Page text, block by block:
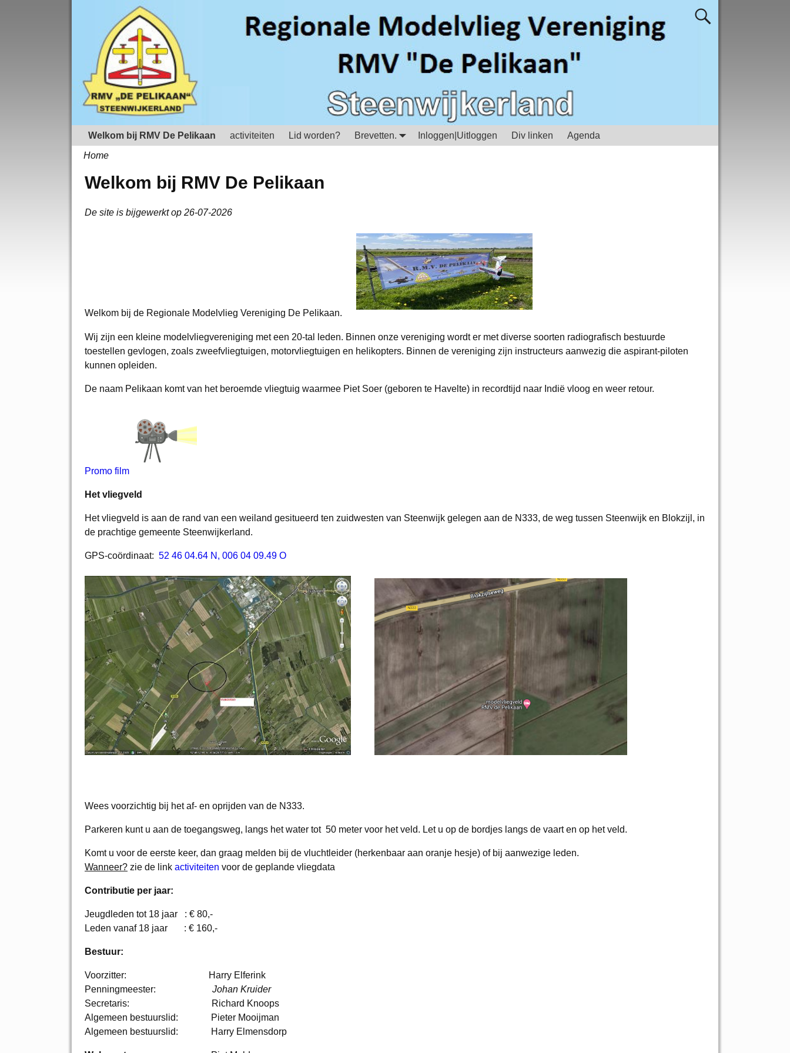
Welkom bij RMV De Pelikaan activiteiten Lid worden? Brevetten. Inloggen|Uitloggen Div linken Agenda
Home
Welkom bij RMV De Pelikaan
De site is bijgewerkt op 26-07-2026
Welkom bij de Regionale Modelvlieg Vereniging De Pelikaan.
Wij zijn een kleine modelvliegvereniging met een 20-tal leden. Binnen onze vereniging wordt er met diverse soorten radiografisch bestuurde
toestellen gevlogen, zoals zweefvliegtuigen, motorvliegtuigen en helikopters. Binnen de vereniging zijn instructeurs aanwezig die aspirant-piloten
kunnen opleiden.
De naam Pelikaan komt van het beroemde vliegtuig waarmee Piet Soer (geboren te Havelte) in recordtijd naar Indië vloog en weer retour.
Promo film
Het vliegveld
Het vliegveld is aan de rand van een weiland gesitueerd ten zuidwesten van Steenwijk gelegen aan de N333, de weg tussen Steenwijk en Blokzijl, in
de prachtige gemeente Steenwijkerland.
GPS-coördinaat: 52 46 04.64 N, 006 04 09.49 O
Wees voorzichtig bij het af- en oprijden van de N333.
Parkeren kunt u aan de toegangsweg, langs het water tot 50 meter voor het veld. Let u op de bordjes langs de vaart en op het veld.
Komt u voor de eerste keer, dan graag melden bij de vluchtleider (herkenbaar aan oranje hesje) of bij aanwezige leden.
Wanneer? zie de link activiteiten voor de geplande vliegdata
Contributie per jaar:
Jeugdleden tot 18 jaar : € 80,-
Leden vanaf 18 jaar : € 160,-
Bestuur:
Voorzitter: Harry Elferink
Penningmeester:
Johan Kruider
Secretaris: Richard Knoops
Algemeen bestuurslid: Pieter Mooijman
Algemeen bestuurslid: Harry Elmensdorp